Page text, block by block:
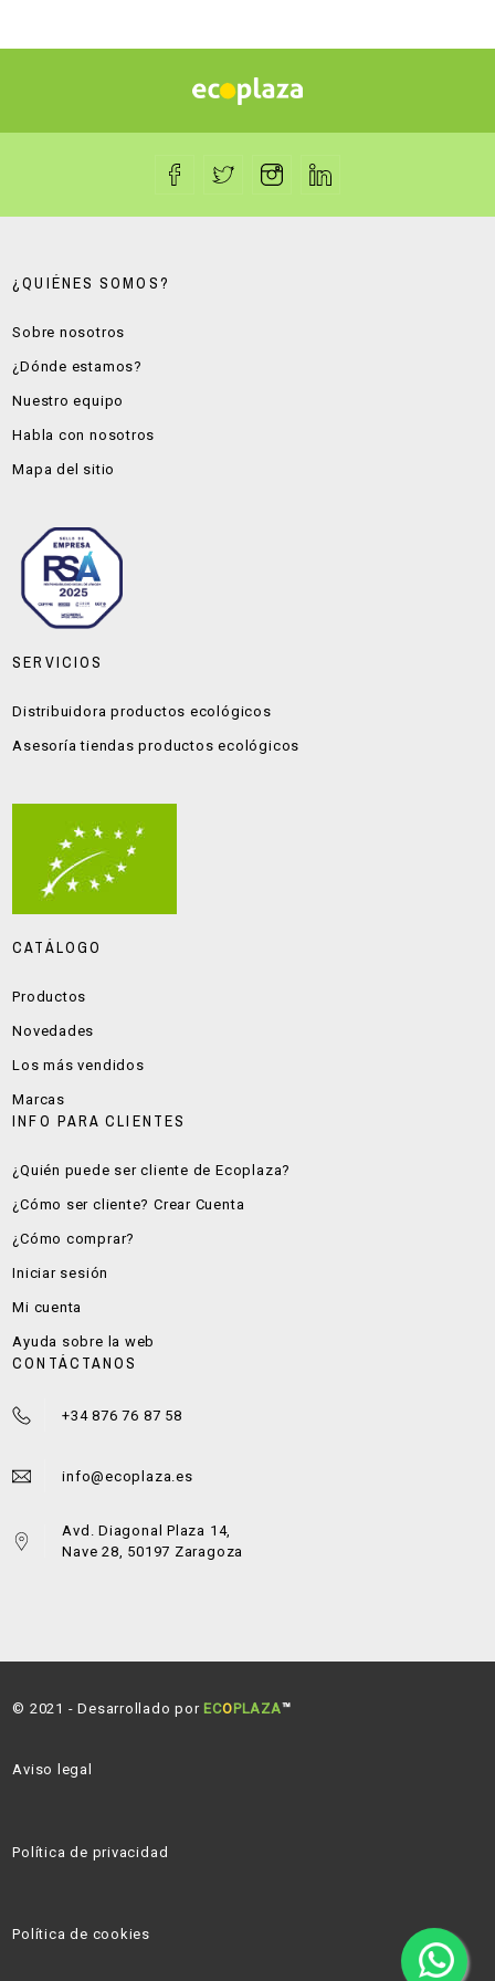
¿QUIÉNES SOMOS?
Sobre nosotros
¿Dónde estamos?
Nuestro equipo
Habla con nosotros
Mapa del sitio
SERVICIOS
Distribuidora productos ecológicos
Asesoría tiendas productos ecológicos
CATÁLOGO
Productos
Novedades
Los más vendidos
Marcas
INFO PARA CLIENTES
¿Quién puede ser cliente de Ecoplaza?
¿Cómo ser cliente? Crear Cuenta
¿Cómo comprar?
Iniciar sesión
Mi cuenta
Ayuda sobre la web
CONTÁCTANOS
+34 876 76 87 58
info@ecoplaza.es
Avd. Diagonal Plaza 14,
Nave 28, 50197 Zaragoza
© 2021 - Desarrollado por ECOPLAZA™
Aviso legal
Política de privacidad
Política de cookies